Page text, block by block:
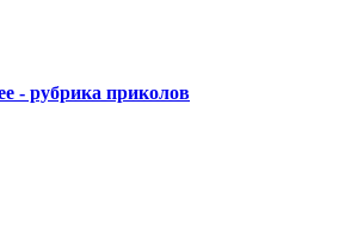
- рубрика приколов